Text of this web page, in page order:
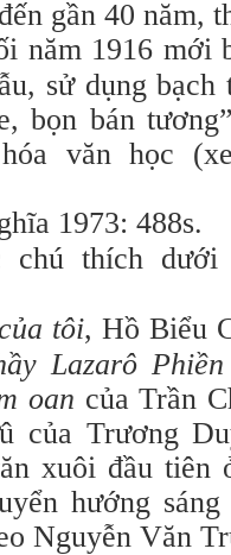
đến gần 40 năm,
năm 1916 mới
sử dụng
bọn bán
văn học
1973: 488s.
chú thích
tôi, Hồ Biểu
Lazarô Phiền
oan của Trần
û của Trương
xuôi đầu
hướng
Nguyễn Văn